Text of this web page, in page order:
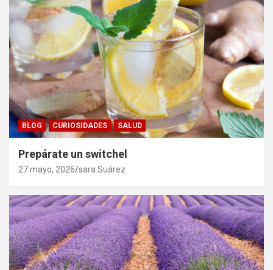
BLOG CURIOSIDADES SALUD
Prepárate un switchel
27 mayo, 2026 sara Suárez